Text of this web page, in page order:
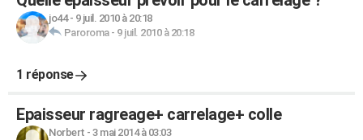
jo44- 9 juil. 2010 à 20:18
Paroroma- 9 juil. 2010 à 20:18
1 réponse
Epaisseur ragreage+ carrelage+ colle
Norbert - 3 mai 2014 à 03:03